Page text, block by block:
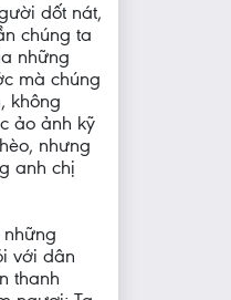
dốt nát,
chúng ta
những
mà chúng
không
ảo ảnh kỹ
nhưng
anh chị
với dân
thanh